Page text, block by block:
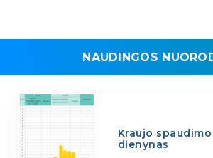
NAUDINGOS
Kraujo
dienynas